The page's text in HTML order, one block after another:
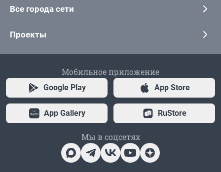
Все города сети
Проекты
Мобильное приложение
Google Play App Store
App Gallery RuStore
Мы в соцсетях